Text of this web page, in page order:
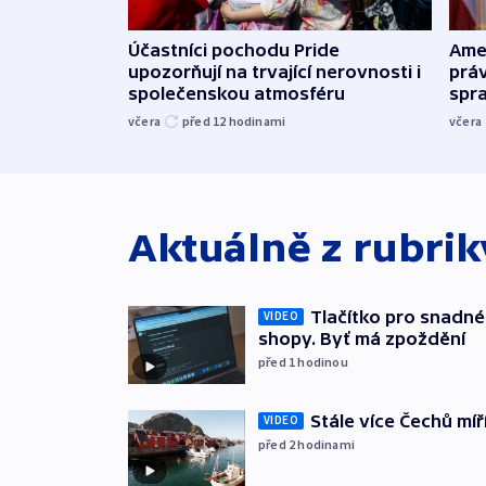
Účastníci pochodu Pride
upozorňují na trvající nerovnosti i
společenskou atmosféru
včera před 12 hodinami včera
Aktuálně z
VIDEO
Tlačítko pro
shopy. Byť má zpoždění
před 1hodinou
VIDEO Stále více Čechů
před 2hodinami